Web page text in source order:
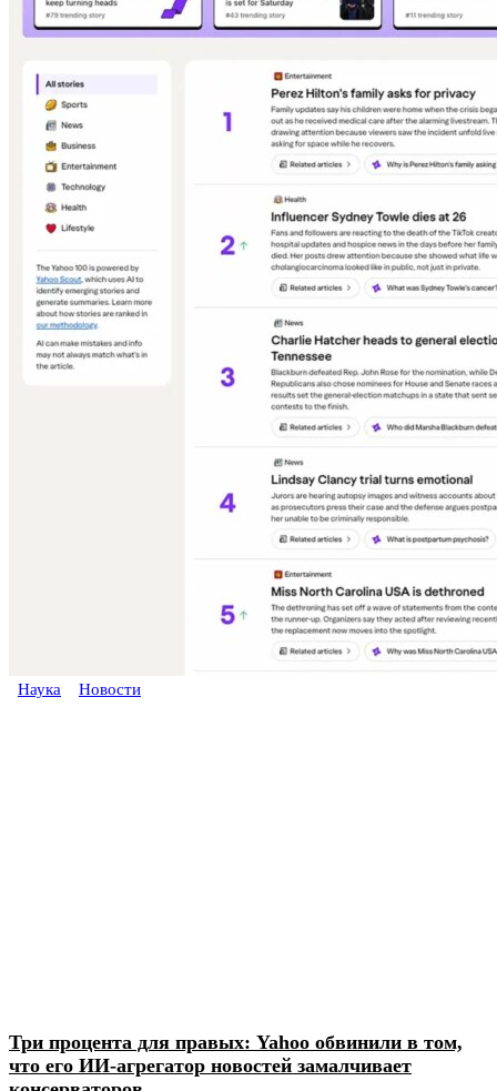
Наука Новости
Три процента для правых: Yahoo обвинили в том,
что его ИИ-агрегатор новостей замалчивает